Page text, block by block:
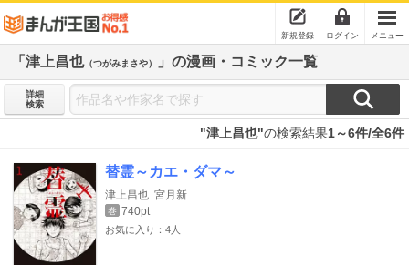
新規登録 ログイン メニュー
「津上昌也（つがみまさや） 」の漫画・コミック一覧
詳細
検索
"津上昌也"の検索結果1～6件/全6件
替霊～カエ・ダマ～
津上昌也 宮月新
巻 740pt
お気に入り：4人